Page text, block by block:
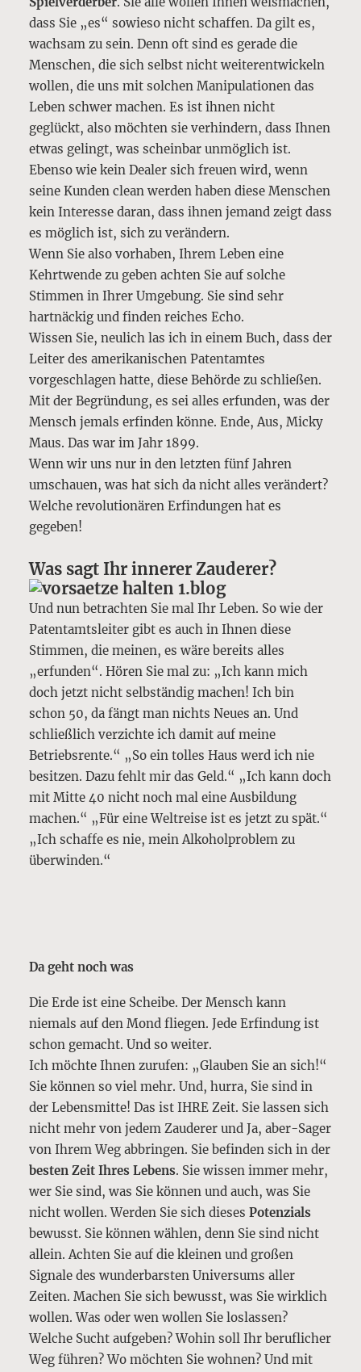
dass Sie „es“ sowieso nicht schaffen. Da gilt es,
wachsam zu sein. Denn oft sind es gerade die
Menschen, die sich selbst nicht weiterentwickeln
wollen, die uns mit solchen Manipulationen das
Leben schwer machen. Es ist ihnen nicht
geglückt, also möchten sie verhindern, dass Ihnen
etwas gelingt, was scheinbar unmöglich ist.
Ebenso wie kein Dealer sich freuen wird, wenn
seine Kunden clean werden haben diese Menschen
kein Interesse daran, dass ihnen jemand zeigt dass
es möglich ist, sich zu verändern.
Wenn Sie also vorhaben, Ihrem Leben eine
Kehrtwende zu geben achten Sie auf solche
Stimmen in Ihrer Umgebung. Sie sind sehr
hartnäckig und finden reiches Echo.
Wissen Sie, neulich las ich in einem Buch, dass der
Leiter des amerikanischen Patentamtes
vorgeschlagen hatte, diese Behörde zu schließen.
Mit der Begründung, es sei alles erfunden, was der
Mensch jemals erfinden könne. Ende, Aus, Micky
Maus. Das war im Jahr 1899.
Wenn wir uns nur in den letzten fünf Jahren
umschauen, was hat sich da nicht alles verändert?
Welche revolutionären Erfindungen hat es
gegeben!
Was sagt Ihr innerer Zauderer?
Und nun betrachten Sie mal Ihr Leben. So wie der
Patentamtsleiter gibt es auch in Ihnen diese
Stimmen, die meinen, es wäre bereits alles
„erfunden“. Hören Sie mal zu: „Ich kann mich
doch jetzt nicht selbständig machen! Ich bin
schon 50, da fängt man nichts Neues an. Und
schließlich verzichte ich damit auf meine
Betriebsrente.“ „So ein tolles Haus werd ich nie
besitzen. Dazu fehlt mir das Geld.“ „Ich kann doch
mit Mitte 40 nicht noch mal eine Ausbildung
machen.“ „Für eine Weltreise ist es jetzt zu spät.“
„Ich schaffe es nie, mein Alkoholproblem zu
überwinden.“
Da geht noch was
Die Erde ist eine Scheibe. Der Mensch kann
niemals auf den Mond fliegen. Jede Erfindung ist
schon gemacht. Und so weiter.
Ich möchte Ihnen zurufen: „Glauben Sie an sich!“
Sie können so viel mehr. Und, hurra, Sie sind in
der Lebensmitte! Das ist IHRE Zeit. Sie lassen sich
nicht mehr von jedem Zauderer und Ja, aber-Sager
von Ihrem Weg abbringen. Sie befinden sich in der
besten Zeit Ihres Lebens. Sie wissen immer mehr,
wer Sie sind, was Sie können und auch, was Sie
nicht wollen. Werden Sie sich dieses Potenzials
bewusst. Sie können wählen, denn Sie sind nicht
allein. Achten Sie auf die kleinen und großen
Signale des wunderbarsten Universums aller
Zeiten. Machen Sie sich bewusst, was Sie wirklich
wollen. Was oder wen wollen Sie loslassen?
Welche Sucht aufgeben? Wohin soll Ihr beruflicher
Weg führen? Wo möchten Sie wohnen? Und mit